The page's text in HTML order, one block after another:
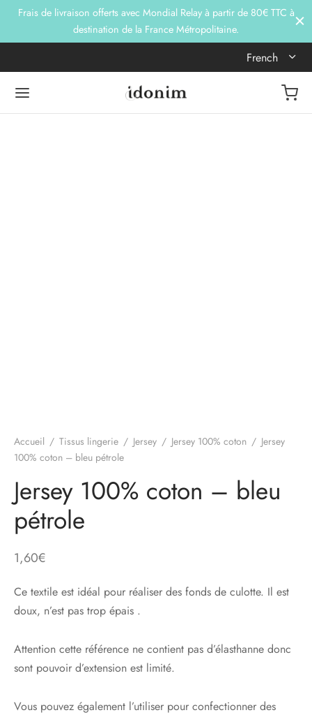
Frais de livraison offerts avec Mondial Relay à partir de 80€ TTC à
destination de la France Métropolitaine.
French
Accueil / Tissus lingerie / Jersey / Jersey 100% coton / Jersey
100% coton – bleu pétrole
Jersey 100% coton – bleu
pétrole
1,60€
Ce textile est idéal pour réaliser des fonds de culotte. Il est
doux, n’est pas trop épais .
Attention cette référence ne contient pas d’élasthanne donc
sont pouvoir d’extension est limité.
Vous pouvez également l’utiliser pour confectionner des